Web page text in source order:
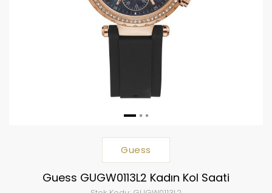
Guess
Guess GUGW0113L2 Kadın Kol Saati